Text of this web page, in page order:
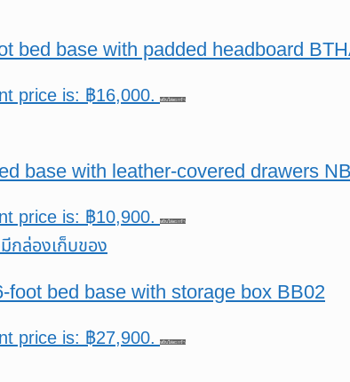
base with padded headboard
price is: ฿16,000. หยิบใส่ตะกร้า
base with leather-covered drawers
price is: ฿10,900. หยิบใส่ตะกร้า
bed base with storage box BB02
price is: ฿27,900. หยิบใส่ตะกร้า